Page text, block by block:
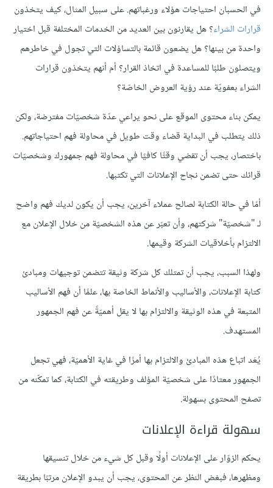
في الحسبان احتياجات هؤلاء ورغباتهم. على سبيل المثال، كيف يتخذون
قرارات الشراء؟ هل يقارنون بين العديد من الخدمات المختلفة قبل اختيار
واحدة من بينها؟ هل يضعون قائمة بالتساؤلات التي تجول في خاطرهم
ويتصلون طلبًا للمساعدة في اتخاذ القرار؟ أم أنهم يتخذون قرارات
الشراء بعفويّة عند رؤية العروض الخاصّة؟
يمكن بناء محتوى الموقع على نحو يراعي عدّة شخصيّات مفترضة، ولكن
ذلك يتطلب في البداية قضاء وقت طويل في محاولة فهم احتياجاتهم.
باختصار، يجب أن تقضي وقتًا كافيًا في محاولة فهم جمهورك وشخصيّات
قرائك حتى تضمن نجاح الإعلانات التي تكتبها.
أمّا في حالة الكتابة لصالح عملاء آخرين، يجب أن يكون لديك فهم واضح
لـ "شخصيّة" شركتهم، وأن تعبّر عن هذه الشخصيّة من خلال الإعلان مع
الالتزام بأخلاقيات الشركة وقيمها.
ولهذا السبب، يجب أن تمتلك كل شركة وثيقة تتضمن توجيهات ومبادئ
كتابة الإعلانات، والأساليب والأنماط الخاصة بها، علمًا أن فهم الأساليب
المتبعة في هذه الوثيقة والالتزام بها لا يقل أهميّةً عن فهم الجمهور
المستهدف.
يُعَد اتباع هذه المبادئ والالتزام بها أمرًا في غاية الأهميّة، فهي تجعل
الجمهور معتادًا على شخصيّة المؤلف وطريقته في الكتابة، كما تمكّنه من
تصفح المحتوى بسهولة.
سهولة قراءة الإعلانات
يحكم الزوّار على الإعلانات أولًا وقبل كل شيء من خلال تنسيقها
ومظهرها، فبغض النظر عن المحتوى، يجب أن يبدو الإعلان مرتبًا بطريقة